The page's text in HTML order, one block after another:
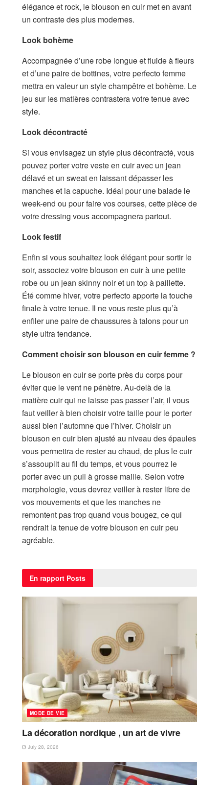
élégance et rock, le blouson en cuir met en avant
un contraste des plus modernes.
Look bohème
Accompagnée d’une robe longue et fluide à fleurs
et d’une paire de bottines, votre perfecto femme
mettra en valeur un style champêtre et bohème. Le
jeu sur les matières contrastera votre tenue avec
style.
Look décontracté
Si vous envisagez un style plus décontracté, vous
pouvez porter votre veste en cuir avec un jean
délavé et un sweat en laissant dépasser les
manches et la capuche. Idéal pour une balade le
week-end ou pour faire vos courses, cette pièce de
votre dressing vous accompagnera partout.
Look festif
Enfin si vous souhaitez look élégant pour sortir le
soir, associez votre blouson en cuir à une petite
robe ou un jean skinny noir et un top à paillette.
Été comme hiver, votre perfecto apporte la touche
finale à votre tenue. Il ne vous reste plus qu’à
enfiler une paire de chaussures à talons pour un
style ultra tendance.
Comment choisir son blouson en cuir femme ?
Le blouson en cuir se porte près du corps pour
éviter que le vent ne pénètre. Au-delà de la
matière cuir qui ne laisse pas passer l’air, il vous
faut veiller à bien choisir votre taille pour le porter
aussi bien l’automne que l’hiver. Choisir un
blouson en cuir bien ajusté au niveau des épaules
vous permettra de rester au chaud, de plus le cuir
s’assouplit au fil du temps, et vous pourrez le
porter avec un pull à grosse maille. Selon votre
morphologie, vous devrez veiller à rester libre de
vos mouvements et que les manches ne
remontent pas trop quand vous bougez, ce qui
rendrait la tenue de votre blouson en cuir peu
agréable.
En rapport Posts
MODE DE VIE
La décoration nordique , un art de vivre
July 28, 2026